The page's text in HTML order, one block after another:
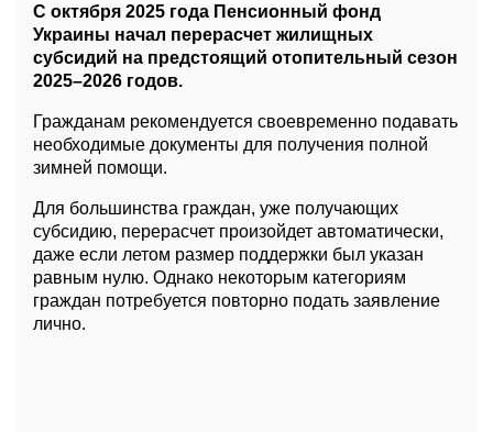
С октября 2025 года Пенсионный фонд
Украины начал перерасчет жилищных
субсидий на предстоящий отопительный сезон
2025–2026 годов.
Гражданам рекомендуется своевременно подавать
необходимые документы для получения полной
зимней помощи.
Для большинства граждан, уже получающих
субсидию, перерасчет произойдет автоматически,
даже если летом размер поддержки был указан
равным нулю. Однако некоторым категориям
граждан потребуется повторно подать заявление
лично.